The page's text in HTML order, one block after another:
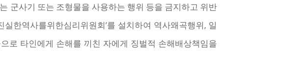
군사기 또는 조형물을 사용하는 행위 등을 금지하고 위반
한역사를위한심리위원회’를 설치하여 역사왜곡행위, 일
로 타인에게 손해를 끼친 자에게 징벌적 손해배상책임을